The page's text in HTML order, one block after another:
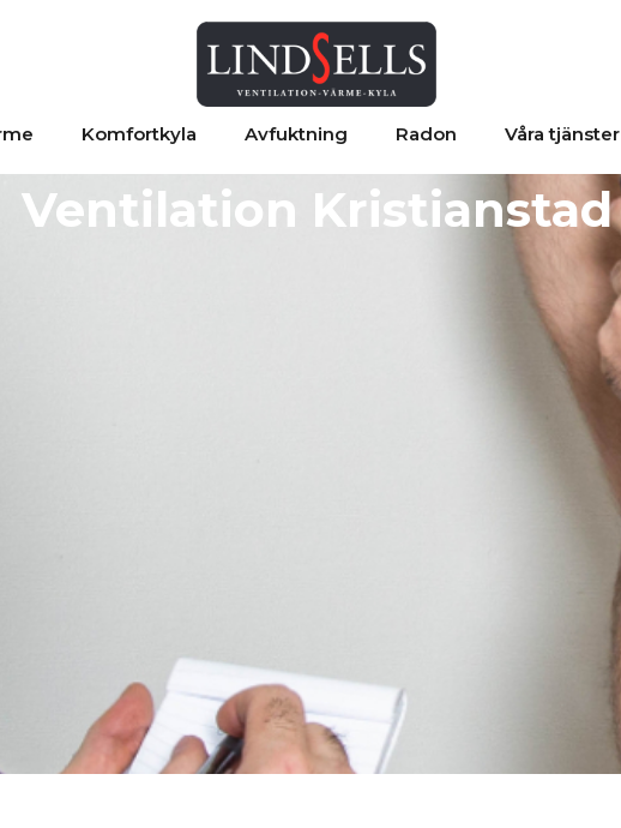
Komfortkyla Avfuktning Radon Våra tjänster
Ventilation Kristianstad